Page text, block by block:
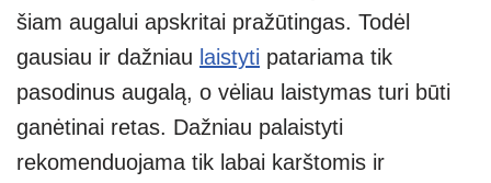
šiam augalui apskritai pražūtingas. Todėl
gausiau ir dažniau laistyti patariama tik
pasodinus augalą, o vėliau laistymas turi būti
ganėtinai retas. Dažniau palaistyti
rekomenduojama tik labai karštomis ir